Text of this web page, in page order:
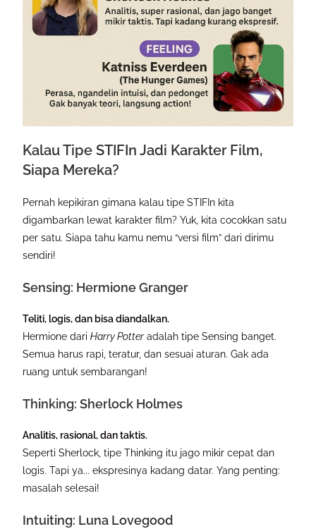
Kalau Tipe STIFIn Jadi Karakter Film,
Siapa Mereka?
Pernah kepikiran gimana kalau tipe STIFIn kita
digambarkan lewat karakter film? Yuk, kita cocokkan satu
per satu. Siapa tahu kamu nemu “versi film” dari dirimu
sendiri!
Sensing: Hermione Granger
Teliti, logis, dan bisa diandalkan.
Hermione dariHarry Potter adalah tipe Sensing banget.
Semua harus rapi, teratur, dan sesuai aturan. Gak ada
ruang untuk sembarangan!
Thinking: Sherlock Holmes
Analitis, rasional, dan taktis.
Seperti Sherlock, tipe Thinking itu jago mikir cepat dan
logis. Tapi ya... ekspresinya kadang datar. Yang penting:
masalah selesai!
Intuiting: Luna Lovegood